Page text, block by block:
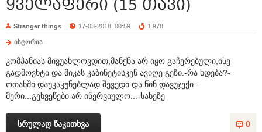
ყველაფერი (15 თავი)
Stranger things 17-03-2018, 00:59 1 978
ისტორია
კომპანიას მივუახლოვდით,მანქნა არ იყო გაჩერებული,ისე
გადმოვხტი და მიკას კაბინეტისკენ ავიღე გეზი.-რა ხდება?-
ოთახში დაუკაკუნებლად შევედი და წინ დავუჯექი.-
მერი...გეხვეწები არ ინერვიულო...-სახეზე
0
სრულად წაკითხვა